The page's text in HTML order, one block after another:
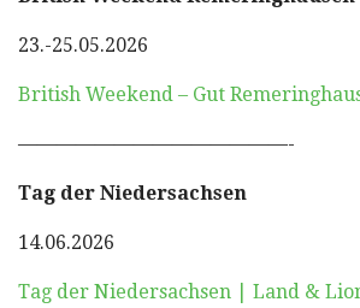
23.-25.05.2026
British Weekend – Gut
——————————————-
Tag der Niedersachsen
14.06.2026
Tag der Niedersachsen | Land &